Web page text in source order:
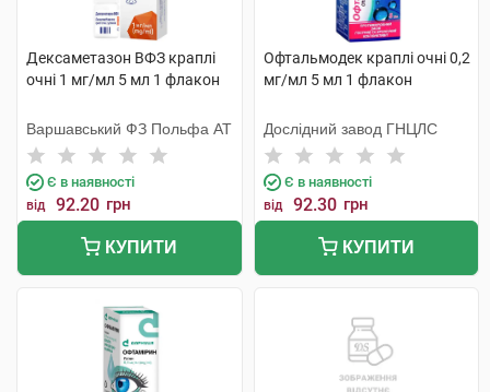
Дексаметазон ВФЗ краплі
очні 1 мг/мл 5 мл 1 флакон
Варшавський ФЗ Польфа АТ
Є в наявності
від 92.20 грн
КУПИТИ
Офтальмодек краплі очні 0,2
мг/мл 5 мл 1 флакон
Дослідний завод ГНЦЛС
Є в наявності
від 92.30 грн
КУПИТИ